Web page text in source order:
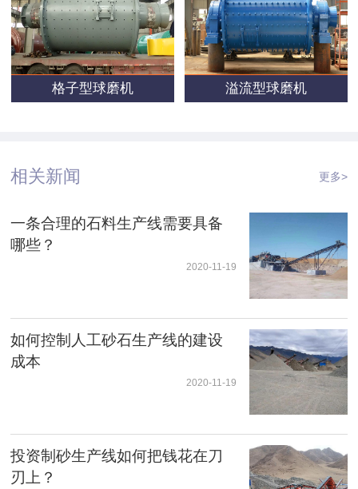
格子型球磨机 溢流型球磨机
相关新闻 更多>
一条合理的石料生产线需要具备
哪些？
2020-11-19
如何控制人工砂石生产线的建设
成本
2020-11-19
投资制砂生产线如何把钱花在刀
刃上？